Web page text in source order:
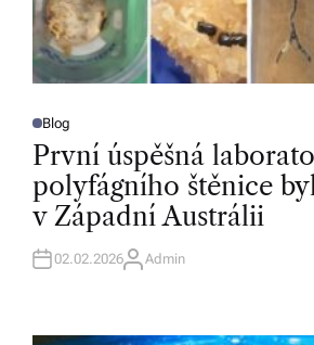
P
O
T
E
D
I
N
Blog
První úspěšná
polyfágního štěnice
v Západní Austrálii
02.02.2026A
R
Admin